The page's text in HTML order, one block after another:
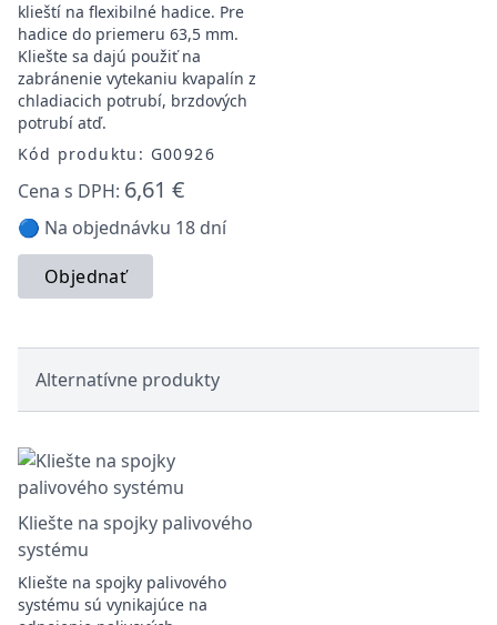
klieští na flexibilné hadice. Pre
hadice do priemeru 63,5 mm.
Kliešte sa dajú použiť na
zabránenie vytekaniu kvapalín z
chladiacich potrubí, brzdových
potrubí atď.
Kód produktu: G00926
Cena s DPH: 6,61 €
🔵 Na objednávku 18 dní
Objednať
Alternatívne produkty
Kliešte na spojky palivového
systému
Kliešte na spojky palivového
systému sú vynikajúce na